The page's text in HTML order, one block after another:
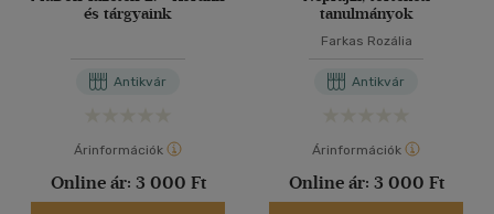
és tárgyaink
Antikvár
Árinformációk
Online ár: 3 000 Ft
tanulmányok
Farkas Rozália
Antikvár
Árinformációk
Online ár: 3 000 Ft